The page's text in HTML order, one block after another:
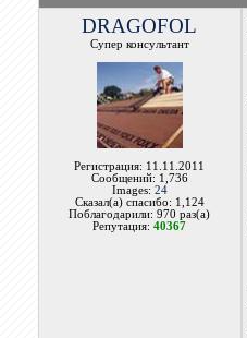
DRAGOFOL
Супер консультант
Регистрация: 11.11.2011
Сообщений: 1,736
Images: 24
Сказал(а) спасибо: 1,124
Поблагодарили: 970 раз(а)
Репутация:40367